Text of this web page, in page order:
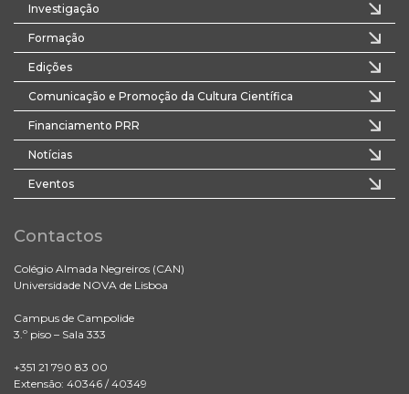
Investigação
Formação
Edições
Comunicação e Promoção da Cultura Científica
Financiamento PRR
Notícias
Eventos
Contactos
Colégio Almada Negreiros (CAN)
Universidade NOVA de Lisboa
Campus de Campolide
3.º piso – Sala 333
+351 21 790 83 00
Extensão: 40346 / 40349